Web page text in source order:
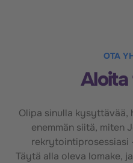
OTA
Aloita
Olipa sinulla kysyttävää,
enemmän siitä, miten
rekrytointiprosessiasi
Täytä alla oleva lomake,